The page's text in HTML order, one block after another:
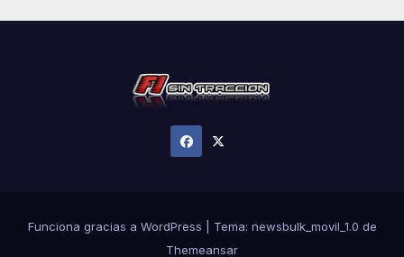
Funciona gracias a WordPress Tema: newsbulk_movil_1.0 de
Themeansar